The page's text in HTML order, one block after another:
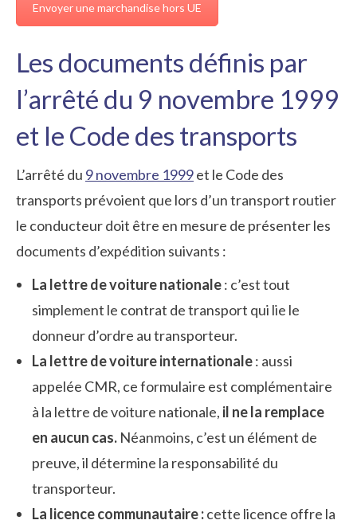
Envoyer une marchandise hors UE
Les documents définis par
l’arrêté du 9 novembre 1999
et le Code des transports
L’arrêté du 9 novembre 1999et le Code des
transports prévoient que lors d’un transport routier
le conducteur doit être en mesure de présenter les
documents d’expédition suivants :
La lettre de voiture nationale: c’est tout
simplement le contrat de transport qui lie le
donneur d’ordre au transporteur.
La lettre de voiture internationale: aussi
appelée CMR, ce formulaire est complémentaire
à la lettre de voiture nationale, il ne la remplace
en aucun cas. Néanmoins, c’est un élément de
preuve, il détermine la responsabilité du
transporteur.
La licence communautaire :cette licence offre la